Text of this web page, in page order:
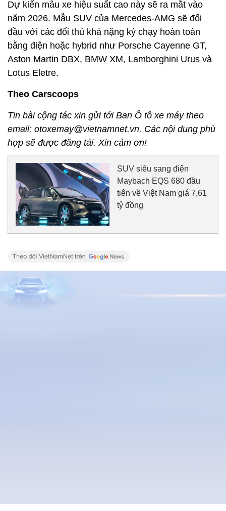
Dự kiến mẫu xe hiệu suất cao này sẽ ​​ra mắt vào
năm 2026. Mẫu SUV của Mercedes-AMG sẽ đối
đầu với các đối thủ khá nặng ký chạy hoàn toàn
bằng điện hoặc hybrid như Porsche Cayenne GT,
Aston Martin DBX, BMW XM, Lamborghini Urus và
Lotus Eletre.
Theo Carscoops
Tin bài cộng tác xin gửi tới Ban Ô tô xe máy theo
email: otoxemay@vietnamnet.vn. Các nội dung phù
hợp sẽ được đăng tải. Xin cảm ơn!
SUV siêu sang điện
Maybach EQS 680 đầu
tiên về Việt Nam giá 7,61
tỷ đồng